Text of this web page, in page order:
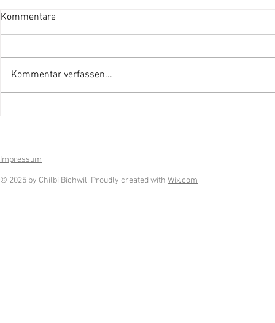
Kommentare
Kommentar verfassen...
Impressum
© 2025 by Chilbi Bichwil. Proudly created with Wix.com